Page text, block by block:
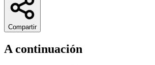
Compartir
A continuación